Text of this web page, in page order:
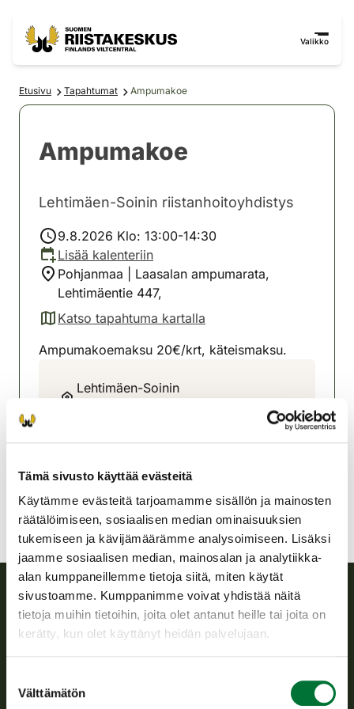
Tämä sivusto käyttää evästeitä
Käytämme evästeitä tarjoamamme sisällön ja mainosten
räätälöimiseen, sosiaalisen median ominaisuuksien
tukemiseen ja kävijämäärämme analysoimiseen. Lisäksi
jaamme sosiaalisen median, mainosalan ja analytiikka-
alan kumppaneillemme tietoja siitä, miten käytät
sivustoamme. Kumppanimme voivat yhdistää näitä
tietoja muihin tietoihin, joita olet antanut heille tai joita on
kerätty, kun olet käyttänyt heidän palvelujaan.
valinta
Välttämätön
Valikko
Etusivu Tapahtumat Ampumakoe
Ampumakoe
Lehtimäen-Soinin riistanhoitoyhdistys
9.8.2026 Klo: 13:00-14:30
Lisää kalenteriin
Pohjanmaa | Laasalan ampumarata,
Lehtimäentie 447,
Katso tapahtuma kartalla
(avautuu uuteen välilehteen)
Ampumakoemaksu 20€/krt, käteismaksu.
Lehtimäen-Soinin
040 740 1995
Suomen riistakeskus
toimeenpanosta sekä vastaa sille säädetyistä julkisista